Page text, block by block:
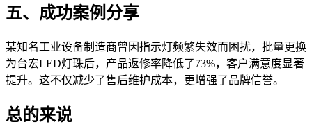
五、成功案例分享
某知名工业设备制造商曾因指示灯频繁失效而困扰，批量更换
为台宏LED灯珠后，产品返修率降低了73%，客户满意度显著
提升。这不仅减少了售后维护成本，更增强了品牌信誉。
总的来说